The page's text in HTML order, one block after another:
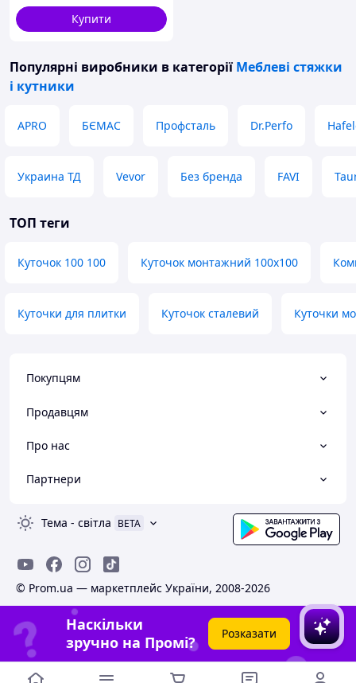
Купити
Популярні виробники в категорії Меблеві стяжки
і кутники
APRO БЄМАС Профсталь Dr.Perfo
Украина ТД Vevor Без бренда FAVI
ТОП теги
Куточок 100 100 Куточок монтажний 100х100
Куточки для плитки Куточок сталевий Куточки
Покупцям
Продавцям
Про нас
Партнери
Тема - світла BETA
© Prom.ua — маркетплейс України, 2008-2026
Наскільки
зручно на Промі?
Розказати